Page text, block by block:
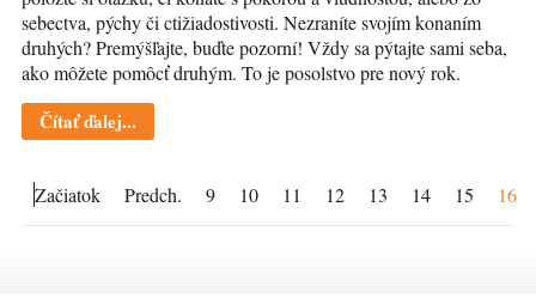
sebectva, pýchy či ctižiadostivosti. Nezraníte svojím konaním
druhých? Premýšľajte, buďte pozorní! Vždy sa pýtajte sami seba,
ako môžete pomôcť druhým. To je posolstvo pre nový rok.
Čítať ďalej...
Začiatok Predch. 9 10 11 12 13 14 15 16